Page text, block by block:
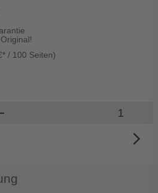
/ 100 Seiten)
Produkt
arrow_forward_ios